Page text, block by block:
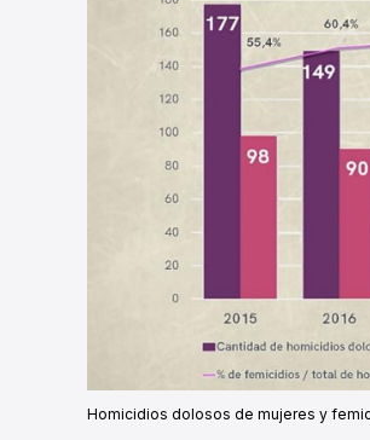
Homicidios dolosos de mujeres y